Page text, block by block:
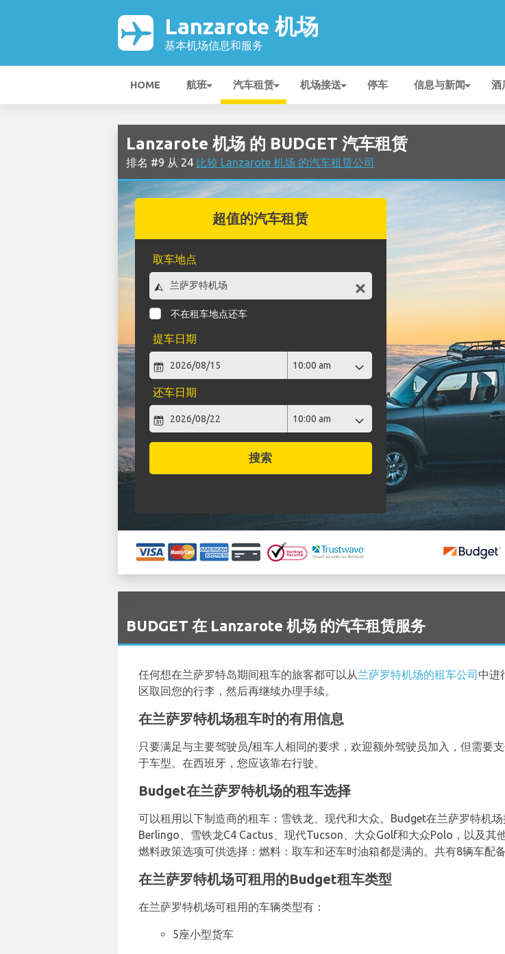
Lanzarote 机场
基本机场信息和服务
HOME 航班 汽车租赁 机场接送 停车 信息与新闻 酒
Lanzarote 机场 的 BUDGET 汽车租赁
排名 #9 从 24 比较 Lanzarote 机场 的汽车租赁公司
超值的汽车租赁
取车地点
不在租车地点还车
提车日期
还车日期
搜索
BUDGET 在 Lanzarote 机场 的汽车租赁服务
任何想在兰萨罗特岛期间租车的旅客都可以从兰萨罗特机场的租车公司中进
区取回您的行李，然后再继续办理手续。
在兰萨罗特机场租车时的有用信息
只要满足与主要驾驶员/租车人相同的要求，欢迎额外驾驶员加入，但需要
于车型。在西班牙，您应该靠右行驶。
Budget在兰萨罗特机场的租车选择
可以租用以下制造商的租车：雪铁龙、现代和大众。Budget在兰萨罗特机
Berlingo、雪铁龙C4 Cactus、现代Tucson、大众Golf和大众Polo，以及其
燃料政策选项可供选择：燃料：取车和还车时油箱都是满的。共有8辆车配备
在兰萨罗特机场可租用的Budget租车类型
在兰萨罗特机场可租用的车辆类型有：
5座小型货车